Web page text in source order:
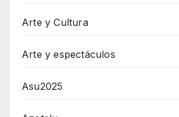
Arte y Cultura
Arte y espectáculos
Asu2025